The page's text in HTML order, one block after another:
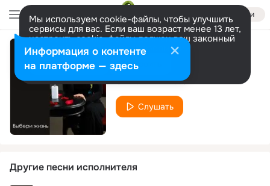
Войти
Мы используем cookie-файлы, чтобы улучшить
сервисы для вас. Если ваш возраст менее 13 лет,
настроить cookie-файлы должен ваш законный
представитель. Больше информации
Разрешить все Настроить
Небо тоскует
СВЕТЛАНА МАЛОВА
Слушать
Другие песни исполнителя
Информация о контенте
на платформе — здесь